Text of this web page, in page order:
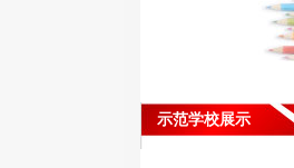
示范学校展示